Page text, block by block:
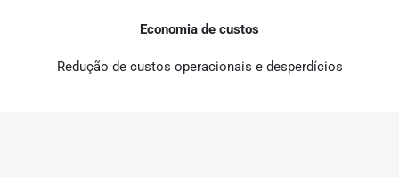
Economia de custos
Redução de custos operacionais e desperdícios